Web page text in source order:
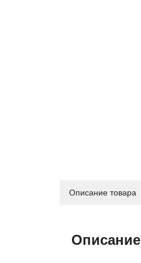
Описание товара
Описание